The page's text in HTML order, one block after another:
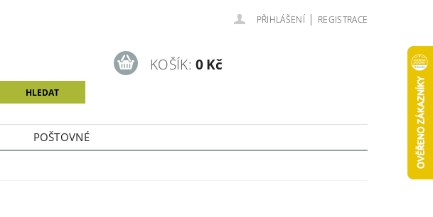
PŘIHLÁŠENÍ | REGISTRACE
KOŠÍK: 0 Kč
POŠTOVNÉ